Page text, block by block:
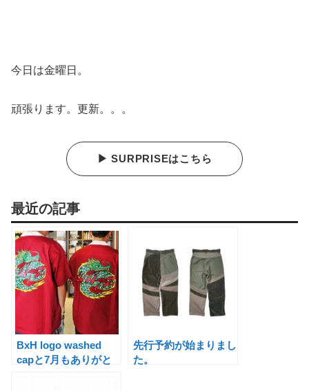
今日は金曜日。
頑張ります。更新。。。
▶ SURPRISEはこちら
最近の記事
BxH logo washed
capと7月もありがと
先行予約が始まりまし
た。